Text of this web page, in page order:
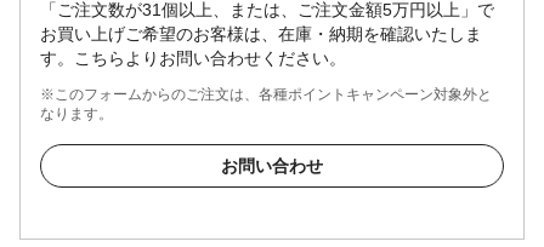
「ご注文数が31個以上、または、ご注文金額5万円以上」で
お買い上げご希望のお客様は、在庫・納期を確認いたしま
す。こちらよりお問い合わせください。
※このフォームからのご注文は、各種ポイントキャンペーン対象外と
なります。
お問い合わせ